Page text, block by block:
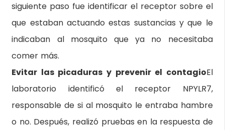
siguiente paso fue identificar el receptor sobre el
que estaban actuando estas sustancias y que le
indicaban al mosquito que ya no necesitaba
comer más.
Evitar las picaduras y prevenir el contagioEl
laboratorio identificó el receptor NPYLR7,
responsable de si al mosquito le entraba hambre
o no. Después, realizó pruebas en la respuesta de